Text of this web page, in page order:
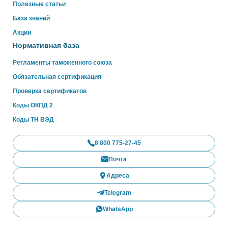
Полезные статьи
База знаний
Акции
Нормативная база
Регламенты таможенного союза
Обязательная сертификация
Проверка сертификатов
Коды ОКПД 2
Коды ТН ВЭД
8 800 775-27-45
Почта
Адреса
Telegram
WhatsApp